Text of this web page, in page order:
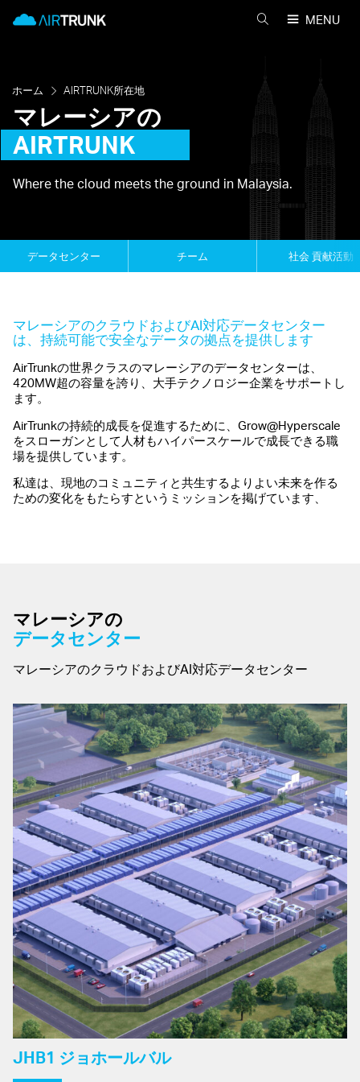
MENU
ホーム AIRTRUNK所在地
マレーシアの
AIRTRUNK
Where the cloud meets the ground in Malaysia.
データセンター チーム 社会 貢献活動
マレーシアのクラウドおよびAI対応データセンター
は、持続可能で安全なデータの拠点を提供します
AirTrunkの世界クラスのマレーシアのデータセンターは、
420MW超の容量を誇り、大手テクノロジー企業をサポートし
ます。
AirTrunkの持続的成長を促進するために、Grow@Hyperscale
をスローガンとして人材もハイパースケールで成長できる職
場を提供しています。
私達は、現地のコミュニティと共生するよりよい未来を作る
ための変化をもたらすというミッションを掲げています、
マレーシアの
データセンター
マレーシアのクラウドおよびAI対応データセンター
JHB1 ジョホールバル